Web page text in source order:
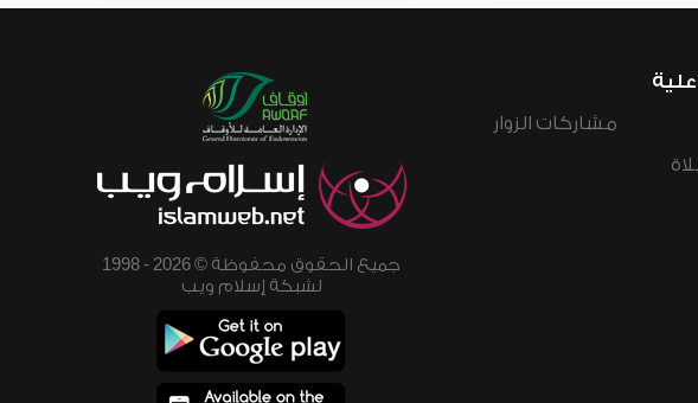
مشاركات الزوار
جميع الحقوق محفوظة © 2026 - 1998
لشبكة إسلام ويب